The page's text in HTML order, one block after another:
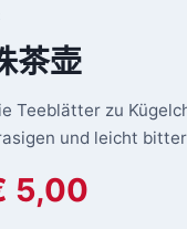
茶壶
Teeblätter zu
und leicht
5,00